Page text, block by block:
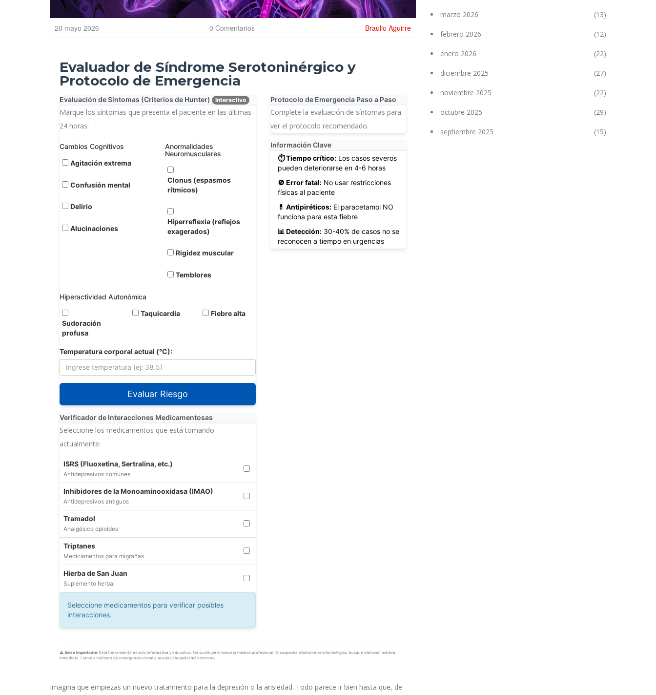
20 mayo 2026 0 Comentarios Braulio Aguirre
Evaluador de Síndrome Serotoninérgico y
Protocolo de Emergencia
Evaluación de Síntomas (Criterios de Hunter) Interactivo
Marque los síntomas que presenta el paciente en las últimas
24 horas:
Cambios Cognitivos
Agitación extrema
Confusión mental
Delirio
Alucinaciones
Anormalidades
Neuromusculares
Clonus (espasmos
rítmicos)
Hiperreflexia (reflejos
exagerados)
Rigidez muscular
Temblores
Hiperactividad Autonómica
Sudoración
profusa
Taquicardia Fiebre alta
Temperatura corporal actual (°C):
Evaluar Riesgo
Verificador de Interacciones Medicamentosas
Seleccione los medicamentos que está tomando
actualmente:
ISRS (Fluoxetina, Sertralina, etc.)
Antidepresivos comunes
Inhibidores de la Monoaminooxidasa (IMAO)
Antidepresivos antiguos
Tramadol
Analgésico opioides
Triptanes
Medicamentos para migrañas
Hierba de San Juan
Suplemento herbal
Seleccione medicamentos para verificar posibles
interacciones.
Protocolo de Emergencia Paso a Paso
Complete la evaluación de síntomas para
ver el protocolo recomendado.
Información Clave
⏱️ Tiempo crítico:Los casos severos
pueden deteriorarse en 4-6 horas
🚫 Error fatal:No usar restricciones
físicas al paciente
💊 Antipiréticos:El paracetamol NO
funciona para esta fiebre
📊 Detección:30-40% de casos no se
reconocen a tiempo en urgencias
⚠️ Aviso Importante: Esta herramienta es solo informativa y educativa. No sustituye el consejo médico profesional. Si sospecha síndrome serotoninérgico, busque atención médica
inmediata. Llame al número de emergencias local o acuda al hospital más cercano.
Imagina que empiezas un nuevo tratamiento para la depresión o la ansiedad. Todo parece ir bien hasta que, de
marzo 2026 (13)
febrero 2026 (12)
enero 2026 (22)
diciembre 2025 (27)
noviembre 2025 (22)
octubre 2025 (29)
septiembre 2025 (15)